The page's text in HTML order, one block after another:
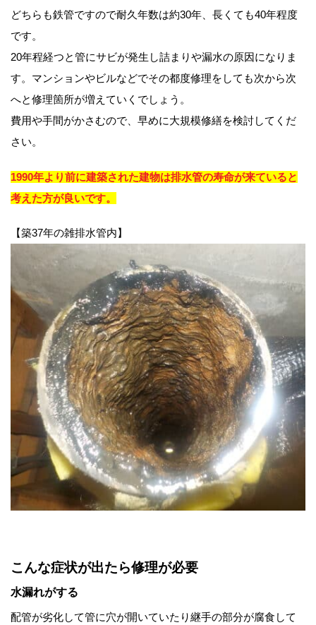
どちらも鉄管ですので耐久年数は約30年、長くても40年程度
です。
20年程経つと管にサビが発生し詰まりや漏水の原因になりま
す。マンションやビルなどでその都度修理をしても次から次
へと修理箇所が増えていくでしょう。
費用や手間がかさむので、早めに大規模修繕を検討してくだ
さい。
1990年より前に建築された建物は排水管の寿命が来ていると
考えた方が良いです。
【築37年の雑排水管内】
こんな症状が出たら修理が必要
水漏れがする
配管が劣化して管に穴が開いていたり継手の部分が腐食して